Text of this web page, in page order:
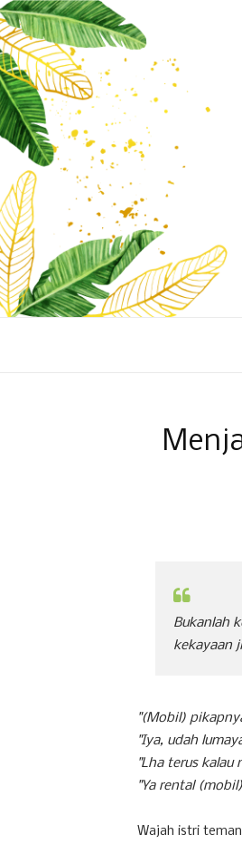
Bukanlah
kekayaan
"(Mobil)
"Iya, udah
"Lha terus
"Ya rental
Wajah istri